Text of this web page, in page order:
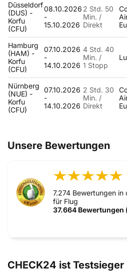
Düsseldorf
(DUS) -
Korfu
(CFU)
08.10.2026
-
15.10.2026
2 Std. 50
Min. /
Direkt
Hamburg
(HAM) -
Korfu
(CFU)
07.10.2026
-
14.10.2026
4 Std. 40
Min. /
1 Stopp
Nürnberg
(NUE) -
Korfu
(CFU)
07.10.2026
-
14.10.2026
2 Std. 30
Min. /
Direkt
Unsere Bewertungen
7.274 Bewertungen
für Flug
37.664 Bewertungen
CHECK24 ist Testsieger